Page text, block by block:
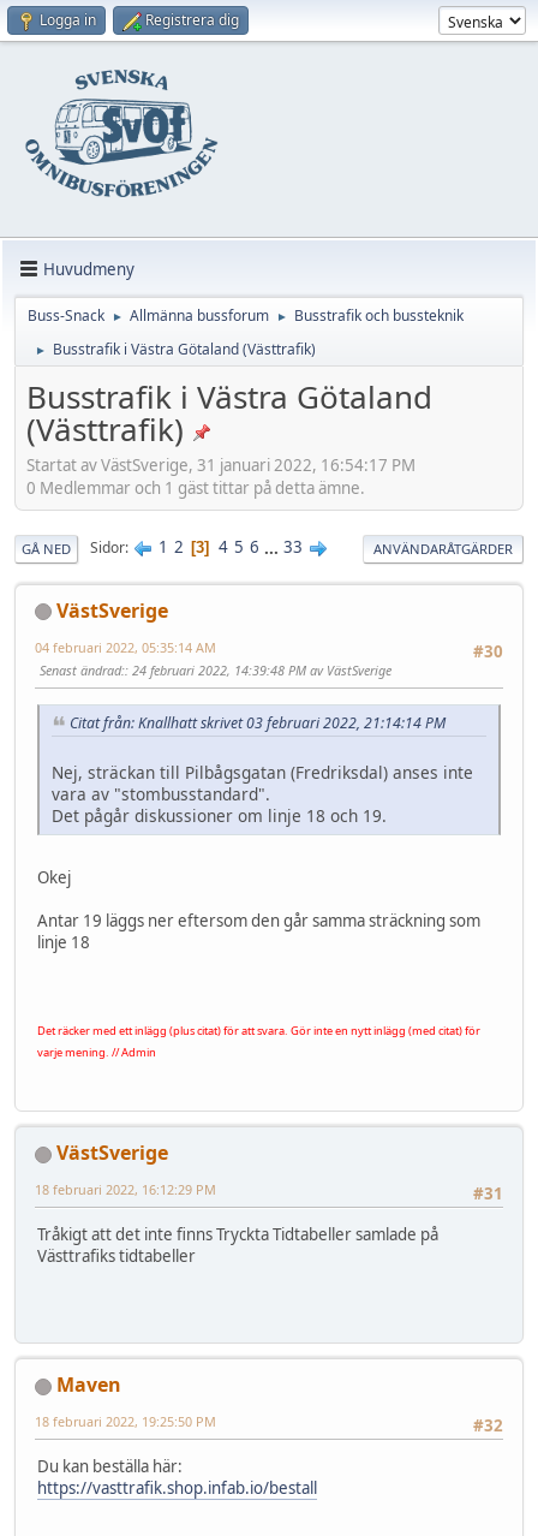
Logga in Registrera dig
Huvudmeny
Buss-Snack ► Allmänna bussforum ► Busstrafik och bussteknik
► Busstrafik i Västra Götaland (Västtrafik)
Busstrafik i Västra Götaland
(Västtrafik)
Startat av VästSverige, 31 januari 2022, 16:54:17 PM
0 Medlemmar och 1 gäst tittar på detta ämne.
GÅ NED Sidor 1 2 3 4 5 6 ... 33 ANVÄNDARÅTGÄRDER
VästSverige
#30
04 februari 2022, 05:35:14 AM
Senast ändrad:: 24 februari 2022, 14:39:48 PM av VästSverige
Citat från: Knallhatt skrivet 03 februari 2022, 21:14:14 PM
Nej, sträckan till Pilbågsgatan (Fredriksdal) anses inte
vara av "stombusstandard".
Det pågår diskussioner om linje 18 och 19.
Okej
Antar 19 läggs ner eftersom den går samma sträckning som
linje 18
Det räcker med ett inlägg (plus citat) för att svara. Gör inte en nytt inlägg (med citat) för
varje mening. // Admin
VästSverige
#31
18 februari 2022, 16:12:29 PM
Tråkigt att det inte finns Tryckta Tidtabeller samlade på
Västtrafiks tidtabeller
Maven
#32
18 februari 2022, 19:25:50 PM
Du kan beställa här:
https://vasttrafik.shop.infab.io/bestall